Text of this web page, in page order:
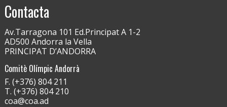
Contacta
Av.Tarragona 101 Ed.Principat A 1-2
AD500 Andorra la Vella
PRINCIPAT D’ANDORRA
Comitè Olímpic Andorrà
F. (+376) 804 211
T. (+376) 804 210
coa@coa.ad